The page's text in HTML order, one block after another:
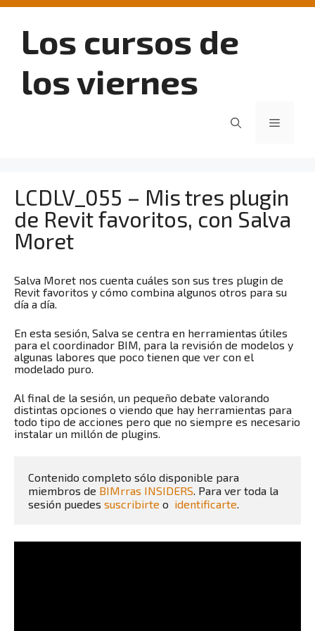
Saltar
contenidoLos cursos de
los viernes
Menú
LCDLV_055 – Mis tres plugin
de Revit favoritos, con Salva
Moret
Salva Moret nos cuenta cuáles son sus tres plugin de
Revit favoritos y cómo combina algunos otros para su
día a día.
En esta sesión, Salva se centra en herramientas útiles
para el coordinador BIM, para la revisión de modelos y
algunas labores que poco tienen que ver con el
modelado puro.
Al final de la sesión, un pequeño debate valorando
distintas opciones o viendo que hay herramientas para
todo tipo de acciones pero que no siempre es necesario
instalar un millón de plugins.
Contenido completo sólo disponible para
miembros de BIMrras INSIDERS. Para ver toda la
sesión puedes suscribirte o identificarte.